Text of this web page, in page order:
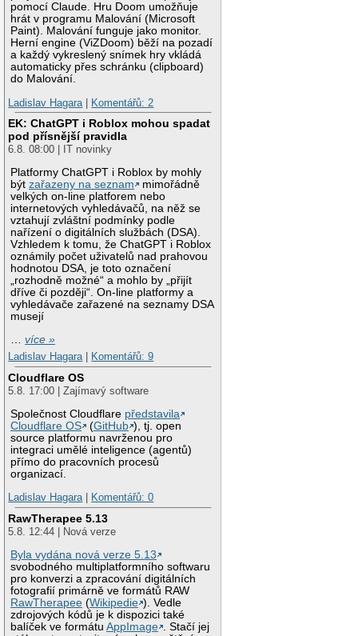
pomocí Claude. Hru Doom umožňuje
hrát v programu Malování (Microsoft
Paint). Malování funguje jako monitor.
Herní engine (ViZDoom) běží na pozadí
a každý vykreslený snímek hry vkládá
automaticky přes schránku (clipboard)
do Malování.
Ladislav Hagara
Komentářů: 2
EK: ChatGPT i Roblox mohou spadat
pod přísnější pravidla
6.8. 08:00 | IT novinky
Platformy ChatGPT i Roblox by mohly
býtzařazeny na seznam
mimořádně
velkých on-line platforem nebo
internetových vyhledávačů, na něž se
vztahují zvláštní podmínky podle
nařízení o digitálních službách (DSA).
Vzhledem k tomu, že ChatGPT i Roblox
oznámily počet uživatelů nad prahovou
hodnotou DSA, je toto označení
„rozhodně možné“ a mohlo by „přijít
dříve či později“. On-line platformy a
vyhledávače zařazené na seznamy DSA
musejí
…více »
Ladislav Hagara| Komentářů: 9
Cloudflare OS
5.8. 17:00 | Zajímavý software
Společnost Cloudflare představila
Cloudflare OS
(GitHub ), tj. open
source platformu navrženou pro
integraci umělé inteligence (agentů)
přímo do pracovních procesů
organizací.
Ladislav Hagara| Komentářů: 0
RawTherapee 5.13
5.8. 12:44 | Nová verze
Byla vydána nová verze 5.13
svobodného multiplatformního softwaru
pro konverzi a zpracování digitálních
fotografií primárně ve formátů RAW
RawTherapee (Wikipedie ). Vedle
zdrojových kódů je k dispozici také
balíček ve formátuAppImage
. Stačí jej